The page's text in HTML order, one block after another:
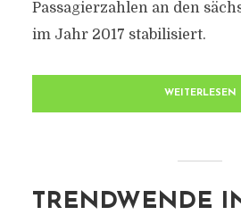
Passagierzahlen an den
im Jahr 2017 stabilisiert.
WEITERLESEN
TRENDWENDE